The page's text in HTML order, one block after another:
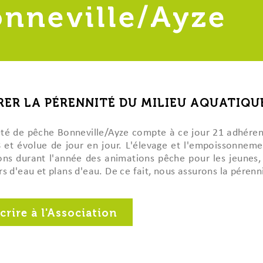
droit
Ayze
LA PÉRENNITÉ DU MILIEU
de pêche Bonneville/Ayze compte à ce jour 21
et évolue de jour en jour. L'élevage et
durant l'année des animations pêche pour les
d'eau et plans d'eau. De ce fait, nous assurons la
à l'Association